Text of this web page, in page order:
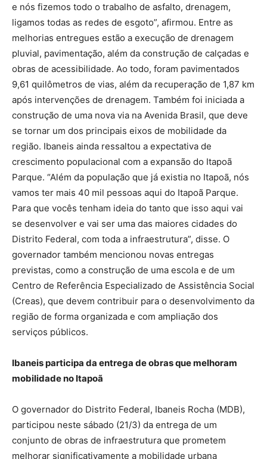
e nós fizemos todo o trabalho de asfalto, drenagem,
ligamos todas as redes de esgoto”, afirmou. Entre as
melhorias entregues estão a execução de drenagem
pluvial, pavimentação, além da construção de calçadas e
obras de acessibilidade. Ao todo, foram pavimentados
9,61 quilômetros de vias, além da recuperação de 1,87 km
após intervenções de drenagem. Também foi iniciada a
construção de uma nova via na Avenida Brasil, que deve
se tornar um dos principais eixos de mobilidade da
região. Ibaneis ainda ressaltou a expectativa de
crescimento populacional com a expansão do Itapoã
Parque. “Além da população que já existia no Itapoã, nós
vamos ter mais 40 mil pessoas aqui do Itapoã Parque.
Para que vocês tenham ideia do tanto que isso aqui vai
se desenvolver e vai ser uma das maiores cidades do
Distrito Federal, com toda a infraestrutura”, disse. O
governador também mencionou novas entregas
previstas, como a construção de uma escola e de um
Centro de Referência Especializado de Assistência Social
(Creas), que devem contribuir para o desenvolvimento da
região de forma organizada e com ampliação dos
serviços públicos.
Ibaneis participa da entrega de obras que melhoram
mobilidade no Itapoã
O governador do Distrito Federal, Ibaneis Rocha (MDB),
participou neste sábado (21/3) da entrega de um
conjunto de obras de infraestrutura que prometem
melhorar significativamente a mobilidade urbana